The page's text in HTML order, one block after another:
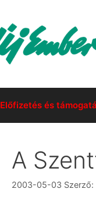
Előfizetés és
A
2003-05-03 Szerző: